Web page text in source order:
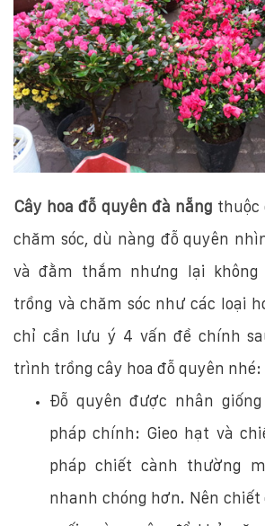
Cây hoa đỗ quyên đà nẵng thuộc
chăm sóc, dù nàng đỗ quyên
và đằm thắm nhưng lại không
trồng và chăm sóc như các loại
chỉ cần lưu ý 4 vấn đề chính
trình trồng cây hoa đỗ quyên nhé:
Đỗ quyên được nhân
pháp chính: Gieo hạt và
pháp chiết cành thường
nhanh chóng hơn. Nên chiết